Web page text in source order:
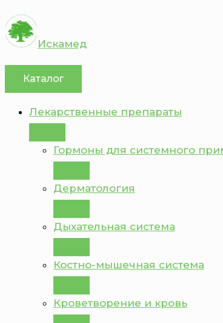
Искамед
Каталог
Лекарственные препараты
Гормоны для системного
Дерматология
Дыхательная система
Костно-мышечная система
Кроветворение и кровь